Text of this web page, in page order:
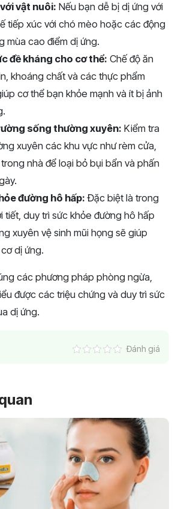
vật nuôi: Nếu bạn dễ bị dị ứng với
tiếp xúc với chó mèo hoặc các động
mùa cao điểm dị ứng.
đề kháng cho cơ thể: Chế độ ăn
khoáng chất và các thực phẩm
cơ thể bạn khỏe mạnh và ít bị ảnh
sống thường xuyên: Kiểm tra
xuyên các khu vực như rèm cửa,
nhà để loại bỏ bụi bẩn và phấn
đường hô hấp: Đặc biệt là trong
tiết, duy trì sức khỏe đường hô hấp
xuyên vệ sinh mũi họng sẽ giúp
dị ứng.
các phương pháp phòng ngừa,
được các triệu chứng và duy trì sức
dị ứng.
Đánh giá